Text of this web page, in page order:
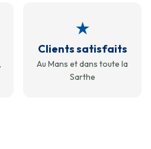
★
Clients satisfaits
Au Mans et dans toute la
Sarthe